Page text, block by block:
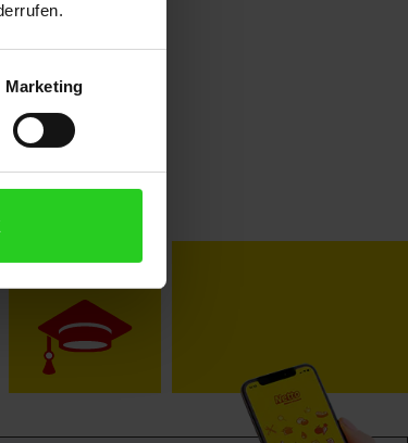
Marketing
Karriere